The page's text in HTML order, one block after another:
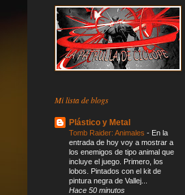
Mi lista de blogs
Plástico y Metal
Tomb Raider: Animales - En la
entrada de hoy voy a mostrar a
los enemigos de tipo animal que
incluye el juego. Primero, los
lobos. Pintados con el kit de
pintura negra de Vallej...
Hace 50 minutos